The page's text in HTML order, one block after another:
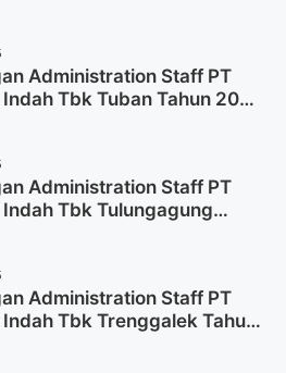
Administration Staff PT
Tbk Tuban Tahun 2025
Administration Staff PT
Tbk Tulungagung
Administration Staff PT
Tbk Trenggalek Tahun